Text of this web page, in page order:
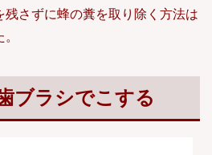
残さずに蜂の糞を取り除く方法は
ブラシでこする